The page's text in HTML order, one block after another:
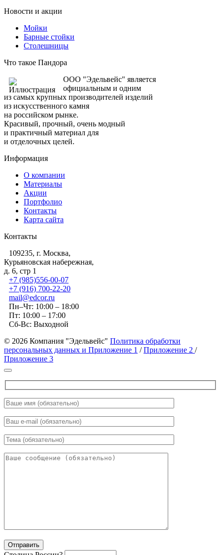
Новости и акции
Мойки
Барные стойки
Столешницы
Что такое Пандора
ООО "Эдельвейс" является
официальным и одним
из самых крупных производителей изделий
из искусственного камня
на российском рынке.
Красивый, прочный, очень модный
и практичный материал для
и отделочных целей.
Информация
О компании
Материалы
Акции
Портфолио
Контакты
Карта сайта
Контакты
109235, г. Москва,
Курьяновская набережная,
д. 6, стр 1
+7 (985)556-00-07
+7 (916) 700-22-20
mail@edcor.ru
Пн–Чт: 10:00 – 18:00
Пт: 10:00 – 17:00
Сб-Вс: Выходной
© 2026 Компания "Эдельвейс" Политика обработки
персональных данных и Приложение 1 /Приложение 2 /
Приложение 3